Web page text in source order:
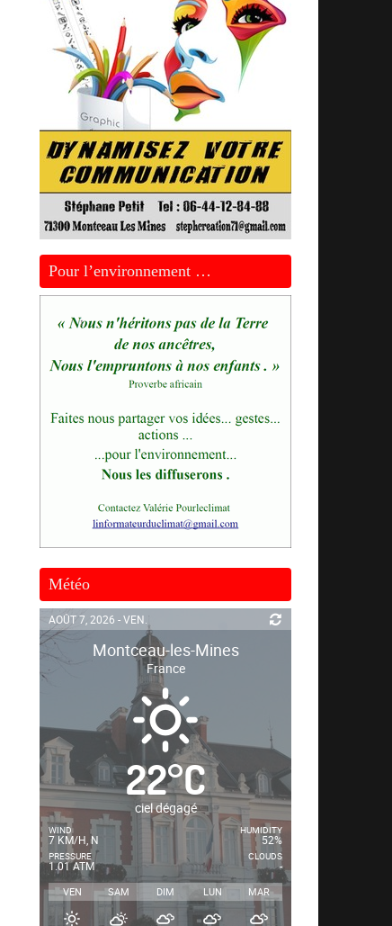
Pour l’environnement …
Météo
AOÛT 7, 2026 - VEN.
Montceau-les-Mines
France
22°C
ciel dégagé
WIND
7 KM/H, N
PRESSURE
1.01 ATM
HUMIDITY
52%
CLOUDS
-
VEN SAM DIM LUN MAR